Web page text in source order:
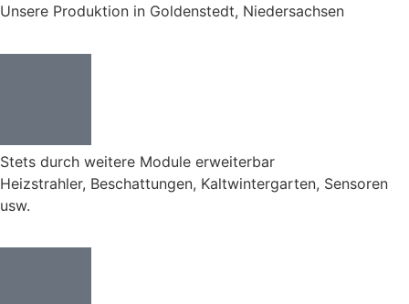
Unsere Produktion in Goldenstedt, Niedersachsen
Stets durch weitere Module erweiterbar
Heizstrahler, Beschattungen, Kaltwintergarten, Sensoren
usw.